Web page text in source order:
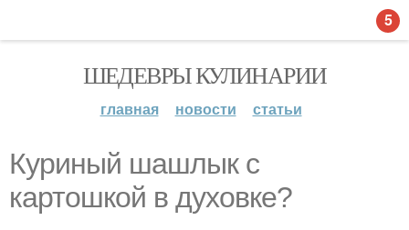
ШЕДЕВРЫ КУЛИНАРИИ
главная новости статьи
Куриный шашлык с
картошкой в духовке?
5